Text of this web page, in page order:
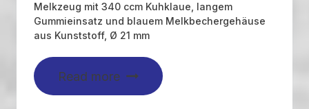
Melkzeug mit 340 ccm Kuhklaue, langem
Gummieinsatz und blauem Melkbechergehäuse
aus Kunststoff, Ø 21 mm
Read more